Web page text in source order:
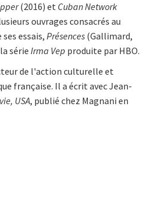
(2016) et Cuban Network
ouvrages consacrés au
essais, Présences (Gallimard,
série Irma Vep produite par HBO.
de l'action culturelle et
française. Il a écrit avec Jean-
USA, publié chez Magnani en